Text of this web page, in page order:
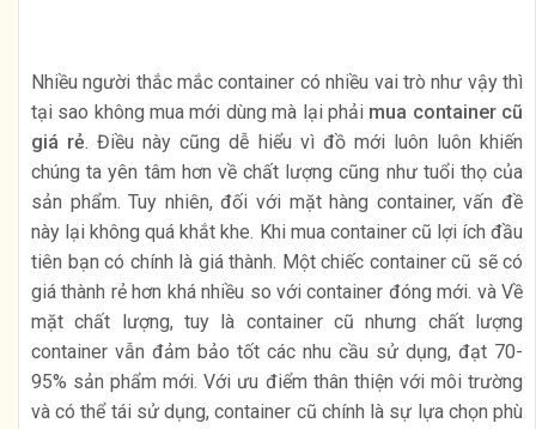
Nhiều người thắc mắc container có nhiều vai trò như vậy thì
tại sao không mua mới dùng mà lại phải mua container cũ
giá rẻ. Điều này cũng dễ hiểu vì đồ mới luôn luôn khiến
chúng ta yên tâm hơn về chất lượng cũng như tuổi thọ của
sản phẩm. Tuy nhiên, đối với mặt hàng container, vấn đề
này lại không quá khắt khe. Khi mua container cũ lợi ích đầu
tiên bạn có chính là giá thành. Một chiếc container cũ sẽ có
giá thành rẻ hơn khá nhiều so với container đóng mới. và Về
mặt chất lượng, tuy là container cũ nhưng chất lượng
container vẫn đảm bảo tốt các nhu cầu sử dụng, đạt 70-
95% sản phẩm mới. Với ưu điểm thân thiện với môi trường
và có thể tái sử dụng, container cũ chính là sự lựa chọn phù